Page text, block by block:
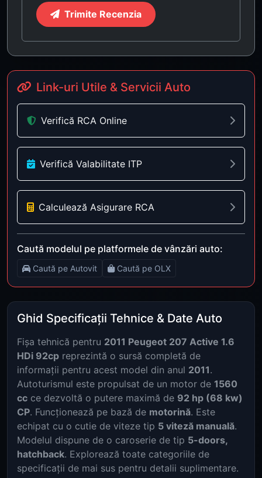
Trimite Recenzia
Link-uri Utile & Servicii Auto
Verifică RCA Online
Verifică Valabilitate ITP
Calculează Asigurare RCA
Caută modelul pe platformele de vânzări auto:
Caută pe Autovit Caută pe OLX
Ghid Specificații Tehnice & Date Auto
Fișa tehnică pentru 2011 Peugeot 207 Active 1.6
HDi 92cp reprezintă o sursă completă de
informații pentru acest model din anul 2011.
Autoturismul este propulsat de un motor de 1560
cc ce dezvoltă o putere maximă de 92 hp (68 kw)
CP. Funcționează pe bază de motorină. Este
echipat cu o cutie de viteze tip 5 viteză manuală.
Modelul dispune de o caroserie de tip 5-doors,
hatchback. Explorează toate categoriile de
specificații de mai sus pentru detalii suplimentare.